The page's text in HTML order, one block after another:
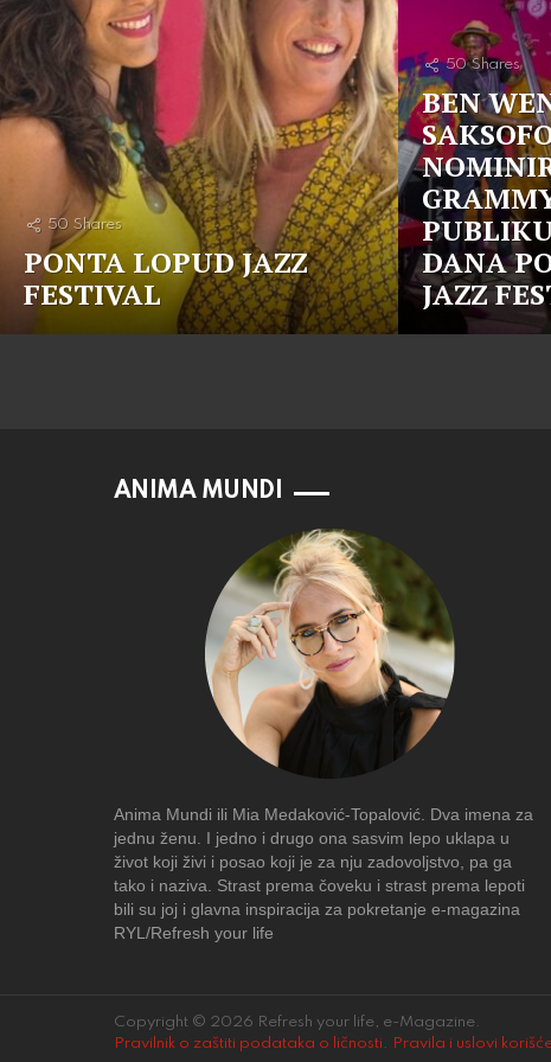
50 Shares
PONTA LOPUD JAZZ
FESTIVAL
50 Shares
BEN
DANA
JAZZ
ANIMA MUNDI
Anima Mundi ili Mia Medaković-Topalović. Dva imena za
jednu ženu. I jedno i drugo ona sasvim lepo uklapa u
život koji živi i posao koji je za nju zadovoljstvo, pa ga
tako i naziva. Strast prema čoveku i strast prema lepoti
bili su joj i glavna inspiracija za pokretanje e-magazina
RYL/Refresh your life
Copyright © 2026 Refresh your life, e-Magazine.
Pravilnik o zaštiti podataka o ličnosti . Pravila i uslovi